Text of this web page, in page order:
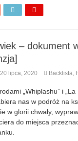
– dokument
20 lipca, 2020 Backlista,
„Whiplashu” i „La
nas w podróż na
w glorii chwały,
do miejsca